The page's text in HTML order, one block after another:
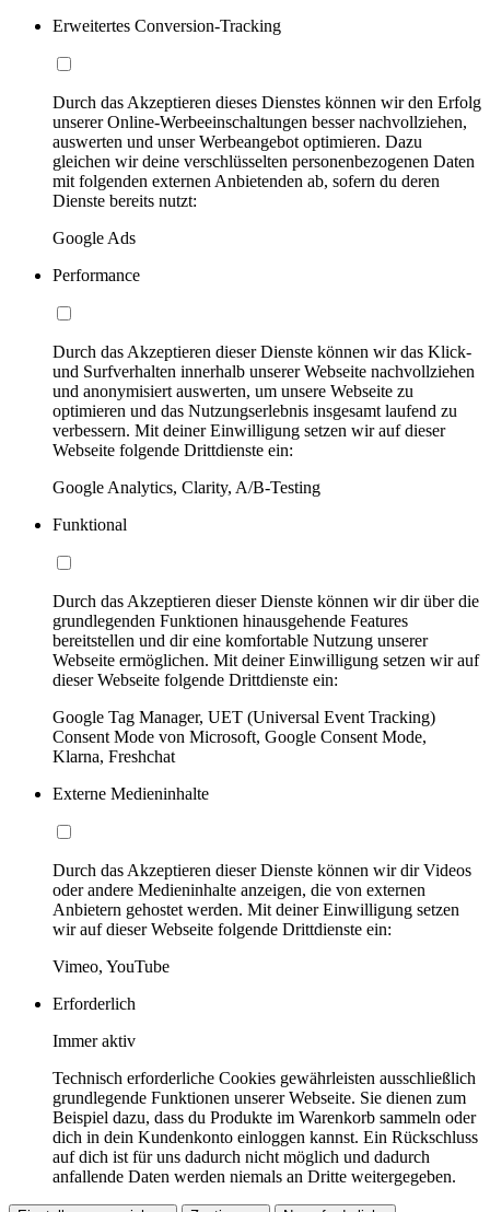
Erweitertes Conversion-Tracking
Durch das Akzeptieren dieses Dienstes können wir den Erfolg
unserer Online-Werbeeinschaltungen besser nachvollziehen,
auswerten und unser Werbeangebot optimieren. Dazu
gleichen wir deine verschlüsselten personenbezogenen Daten
mit folgenden externen Anbietenden ab, sofern du deren
Dienste bereits nutzt:
Google Ads
Performance
Durch das Akzeptieren dieser Dienste können wir das Klick-
und Surfverhalten innerhalb unserer Webseite nachvollziehen
und anonymisiert auswerten, um unsere Webseite zu
optimieren und das Nutzungserlebnis insgesamt laufend zu
verbessern. Mit deiner Einwilligung setzen wir auf dieser
Webseite folgende Drittdienste ein:
Google Analytics, Clarity, A/B-Testing
Funktional
Durch das Akzeptieren dieser Dienste können wir dir über die
grundlegenden Funktionen hinausgehende Features
bereitstellen und dir eine komfortable Nutzung unserer
Webseite ermöglichen. Mit deiner Einwilligung setzen wir auf
dieser Webseite folgende Drittdienste ein:
Google Tag Manager, UET (Universal Event Tracking)
Consent Mode von Microsoft, Google Consent Mode,
Klarna, Freshchat
Externe Medieninhalte
Durch das Akzeptieren dieser Dienste können wir dir Videos
oder andere Medieninhalte anzeigen, die von externen
Anbietern gehostet werden. Mit deiner Einwilligung setzen
wir auf dieser Webseite folgende Drittdienste ein:
Vimeo, YouTube
Erforderlich
Immer aktiv
Technisch erforderliche Cookies gewährleisten ausschließlich
grundlegende Funktionen unserer Webseite. Sie dienen zum
Beispiel dazu, dass du Produkte im Warenkorb sammeln oder
dich in dein Kundenkonto einloggen kannst. Ein Rückschluss
auf dich ist für uns dadurch nicht möglich und dadurch
anfallende Daten werden niemals an Dritte weitergegeben.